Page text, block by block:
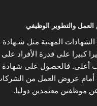
المهنية مثل شـهادة
كبيرا على قدرة الأفراد
أعلى. فالحصول على شهادة
أمام عروض العمل من
موظفين معتمدين دوليا.